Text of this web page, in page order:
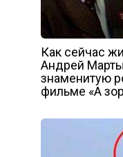
Как сейчас
Андрей
знаменитую
фильме «А